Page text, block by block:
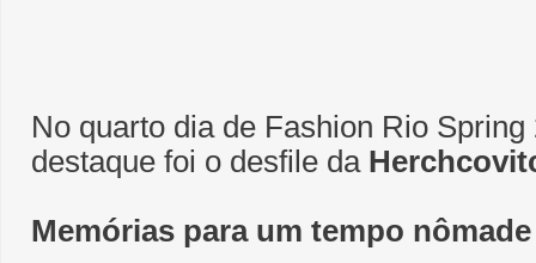
No quarto dia de Fashion Rio Spring
destaque foi o desfile da
Memórias para um tempo nômade